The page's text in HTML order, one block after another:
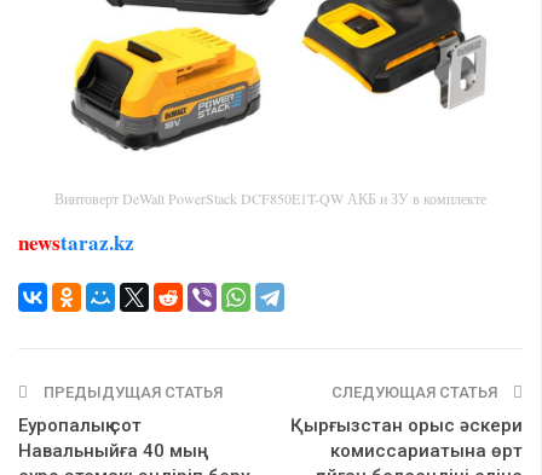
Винтоверт DeWalt PowerStack DCF850E1T-QW АКБ и ЗУ в комплекте
newstaraz.kz
ПРЕДЫДУЩАЯ СТАТЬЯ
Еуропалық сот
Навальныйға 40 мың
СЛЕДУЮЩАЯ СТАТЬЯ
Қырғызстан орыс әскери
комиссариатына өрт